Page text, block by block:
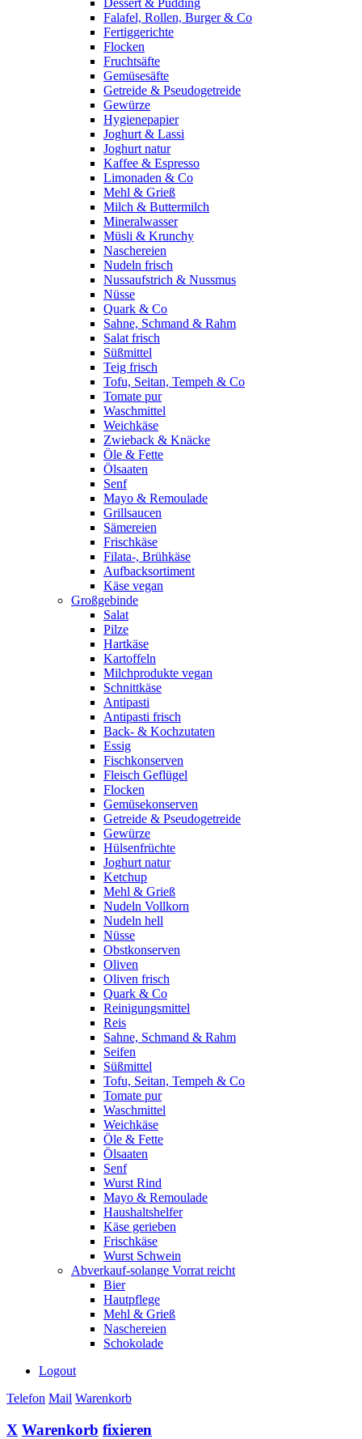
Dessert & Pudding
Falafel, Rollen, Burger & Co
Fertiggerichte
Flocken
Fruchtsäfte
Gemüsesäfte
Getreide & Pseudogetreide
Gewürze
Hygienepapier
Joghurt & Lassi
Joghurt natur
Kaffee & Espresso
Limonaden & Co
Mehl & Grieß
Milch & Buttermilch
Mineralwasser
Müsli & Krunchy
Naschereien
Nudeln frisch
Nussaufstrich & Nussmus
Nüsse
Quark & Co
Sahne, Schmand & Rahm
Salat frisch
Süßmittel
Teig frisch
Tofu, Seitan, Tempeh & Co
Tomate pur
Waschmittel
Weichkäse
Zwieback & Knäcke
Öle & Fette
Ölsaaten
Senf
Mayo & Remoulade
Grillsaucen
Sämereien
Frischkäse
Filata-, Brühkäse
Aufbacksortiment
Käse vegan
Großgebinde
Salat
Pilze
Hartkäse
Kartoffeln
Milchprodukte vegan
Schnittkäse
Antipasti
Antipasti frisch
Back- & Kochzutaten
Essig
Fischkonserven
Fleisch Geflügel
Flocken
Gemüsekonserven
Getreide & Pseudogetreide
Gewürze
Hülsenfrüchte
Joghurt natur
Ketchup
Mehl & Grieß
Nudeln Vollkorn
Nudeln hell
Nüsse
Obstkonserven
Oliven
Oliven frisch
Quark & Co
Reinigungsmittel
Reis
Sahne, Schmand & Rahm
Seifen
Süßmittel
Tofu, Seitan, Tempeh & Co
Tomate pur
Waschmittel
Weichkäse
Öle & Fette
Ölsaaten
Senf
Wurst Rind
Mayo & Remoulade
Haushaltshelfer
Käse gerieben
Frischkäse
Wurst Schwein
Abverkauf-solange Vorrat reicht
Bier
Hautpflege
Mehl & Grieß
Naschereien
Schokolade
Logout
Telefon Mail Warenkorb
X Warenkorb fixieren